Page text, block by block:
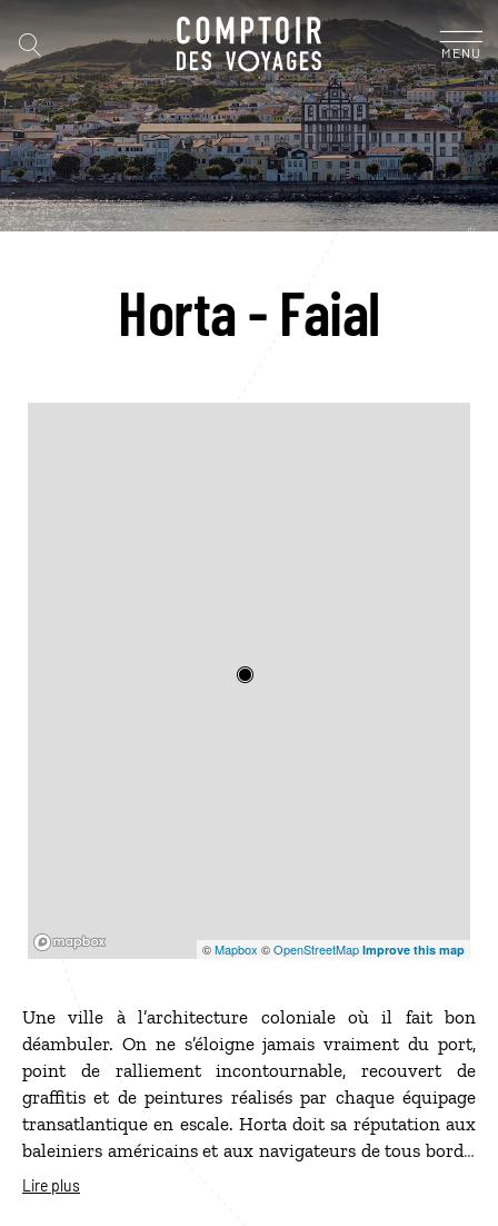
MENU
Horta - Faial
©Mapbox ©OpenStreetMap Improve this map
Une ville à l’architecture coloniale où il fait bon
déambuler. On ne s’éloigne jamais vraiment du port,
point de ralliement incontournable, recouvert de
graffitis et de peintures réalisés par chaque équipage
transatlantique en escale. Horta doit sa réputation aux
baleiniers américains et aux navigateurs de tous bords.
Ils se retrouvent depuis des décennies au Peter Café
Lire plus